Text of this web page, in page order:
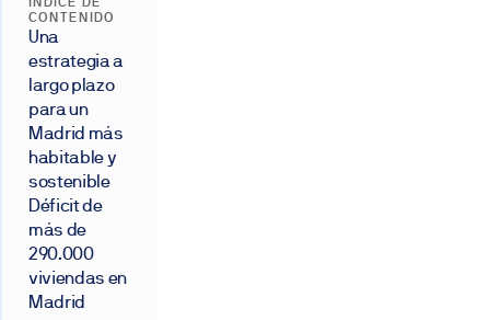
CONTENIDO
Una
estrategia a
largo plazo
para un
Madrid más
habitable y
sostenible
Déficit de
más de
290.000
viviendas en
Madrid